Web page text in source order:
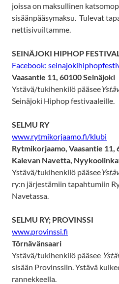
joissa on maksullinen
sisäänpääsymaksu. Tulevat
nettisivuiltamme.
SEINÄJOKI HIPHOP
Facebook:
Vaasantie 11, 60100 Seinäjoki
Ystävä/tukihenkilö pääsee
Seinäjoki Hiphop festivaaleille.
SELMU RY
www.rytmikorjaamo.fi/klubi
Rytmikorjaamo, Vaasantie 11,
Kalevan Navetta,
Ystävä/tukihenkilö pääsee
ry:n järjestämiin tapahtumiin
Navetassa.
SELMU RY; PROVINSSI
www.provinssi.fi
Törnävänsaari
Ystävä/tukihenkilö pääsee
sisään Provinssiin. Ystävä
rannekkeella.